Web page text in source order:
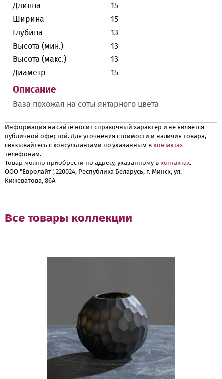
Длинна
15
Ширина
15
Глубина
13
Высота (мин.)
13
Высота (макс.)
13
Диаметр
15
Описание
Ваза похожая на соты янтарного цвета
Информация на сайте носит справочный характер и не является
публичной офертой. Для уточнения стоимости и наличия товара,
связывайтесь с консультантами по указанным в контактах
телефонам.
Товар можно приобрести по адресу, указанному в контактах.
ООО "Евролайт", 220024, Республика Беларусь, г. Минск, ул.
Кижеватова, 86А
Все товары коллекции